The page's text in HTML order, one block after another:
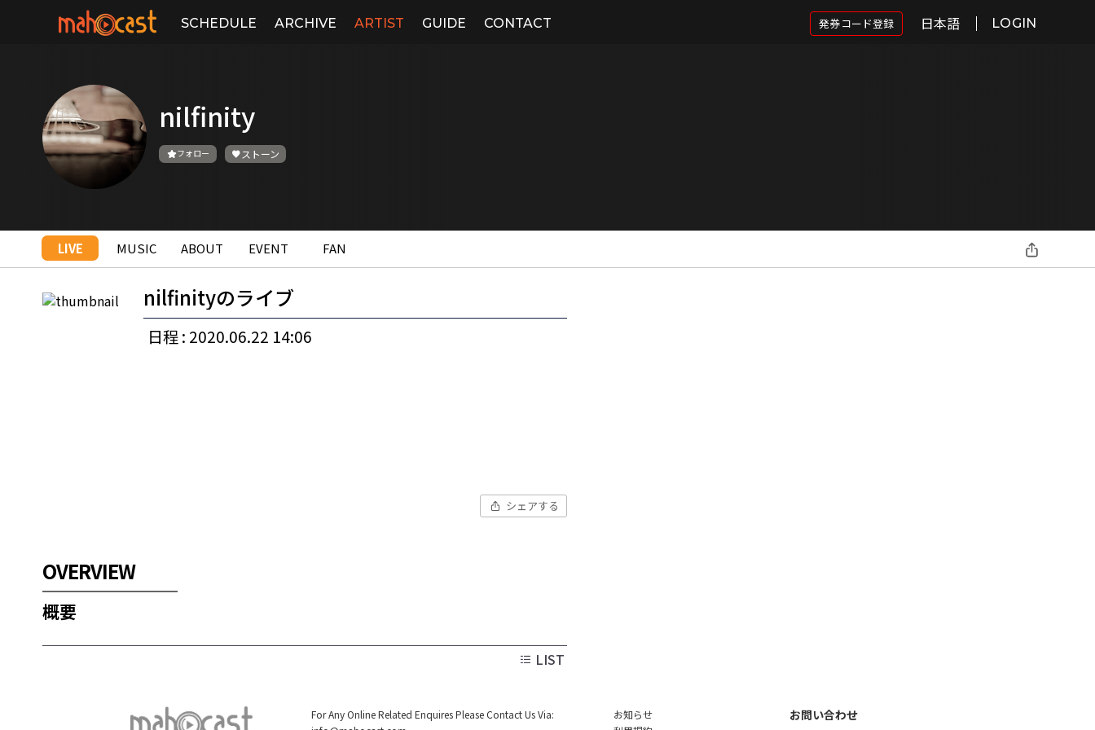
SCHEDULE ARCHIVE ARTIST GUIDE CONTACT 発券コード登録 日本語 LOGIN
nilfinity
フォロー ストーン
LIVE MUSIC ABOUT EVENT FAN
nilfinityのライブ
日程 : 2020.06.22 14:06
シェアする
OVERVIEW
概要
LIST
For Any Online Related Enquires Please Contact Us Via:
お知らせ
お問い合わせ